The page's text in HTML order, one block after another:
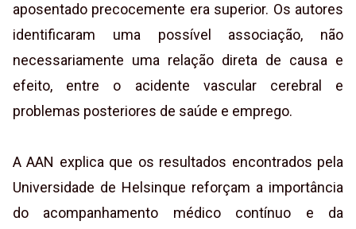
aposentado precocemente era superior. Os autores
identificaram uma possível associação, não
necessariamente uma relação direta de causa e
efeito, entre o acidente vascular cerebral e
problemas posteriores de saúde e emprego.
A AAN explica que os resultados encontrados pela
Universidade de Helsinque reforçam a importância
do acompanhamento médico contínuo e da